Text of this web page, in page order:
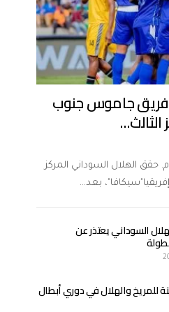
فريق جاموس جنوب
حقق الهلال السوداني المركز
بعد…
السوداني يعتذر عن
للمريخ والهلال في دوري أبطال